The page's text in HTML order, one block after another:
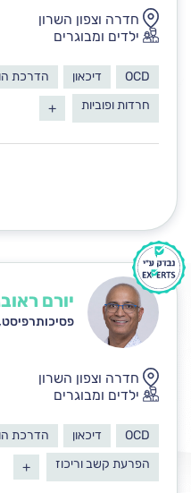
חדרה וצפון השרון
ילדים ומבוגרים
OCD דיכאון הדרכת
חרדות ופוביות
+
יורם
חדרה וצפון השרון
ילדים ומבוגרים
OCD דיכאון הדרכת
הפרעת קשב וריכוז
+